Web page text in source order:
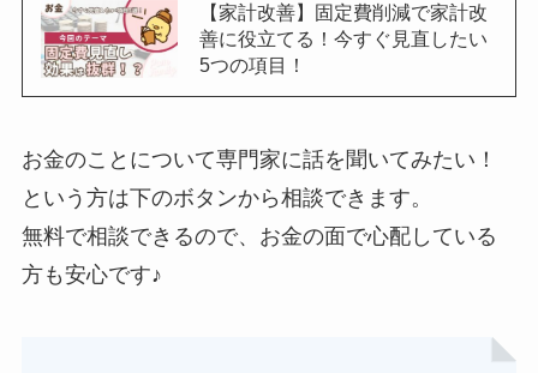
【家計改善】固定費削減で家計改
善に役立てる！今すぐ見直したい
5つの項目！
お金のことについて専門家に話を聞いてみたい！
という方は下のボタンから相談できます。
無料で相談できるので、お金の面で心配している
方も安心です♪